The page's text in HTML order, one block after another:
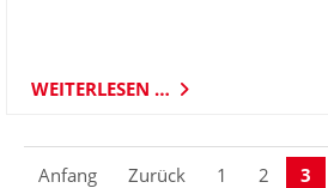
WEITERLESEN …
Anfang Zurück 1 2 3